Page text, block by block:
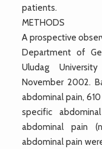
patients.
METHODS
A prospective
Department of
Uludag
November 2002.
abdominal pain,
specific
abdominal pain
abdominal pain